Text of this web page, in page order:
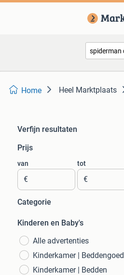
Home Heel Marktplaats
Verfijn resultaten
Prijs
van
€
tot
€
Categorie
Kinderen en Baby's
Alle advertenties
Kinderkamer | Beddengoed
Kinderkamer | Bedden